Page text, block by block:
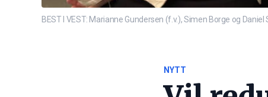
BEST I VEST: Marianne Gundersen (f.v.), Simen Borge og
NYTT